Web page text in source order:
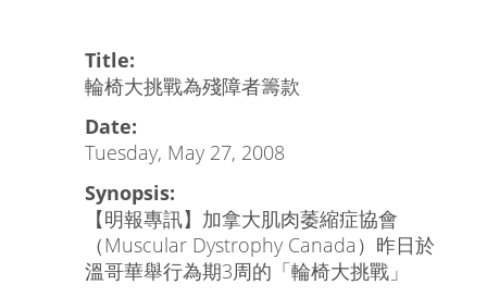
Title:
輪椅大挑戰為殘障者籌款
Date:
Tuesday, May 27, 2008
Synopsis:
【明報專訊】加拿大肌肉萎縮症協會
（Muscular Dystrophy Canada）昨日於
溫哥華舉行為期3周的「輪椅大挑戰」